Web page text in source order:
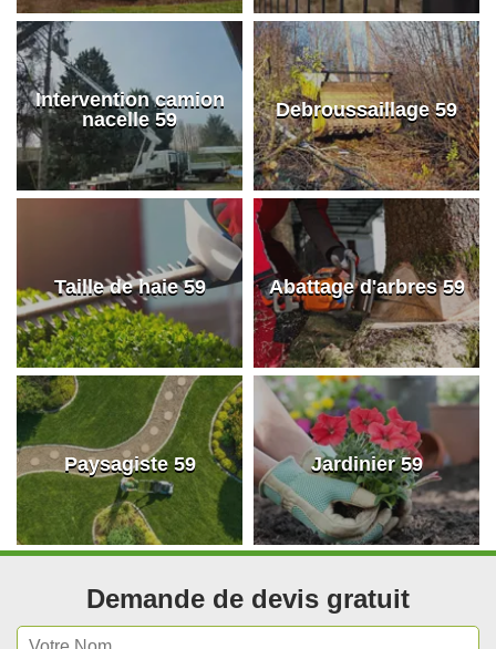
Intervention camion
nacelle 59
Debroussaillage 59
Taille de haie 59 Abattage d'arbres 59
Paysagiste 59 Jardinier 59
Demande de devis gratuit